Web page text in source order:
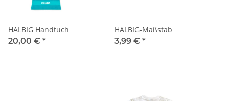
HALBIG Handtuch
20,00 € *
HALBIG-Maßstab
3,99 € *